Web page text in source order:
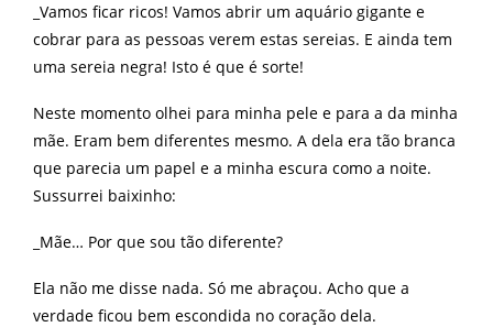
_Vamos ficar ricos! Vamos abrir um aquário gigante e
cobrar para as pessoas verem estas sereias. E ainda tem
uma sereia negra! Isto é que é sorte!
Neste momento olhei para minha pele e para a da minha
mãe. Eram bem diferentes mesmo. A dela era tão branca
que parecia um papel e a minha escura como a noite.
Sussurrei baixinho:
_Mãe… Por que sou tão diferente?
Ela não me disse nada. Só me abraçou. Acho que a
verdade ficou bem escondida no coração dela.